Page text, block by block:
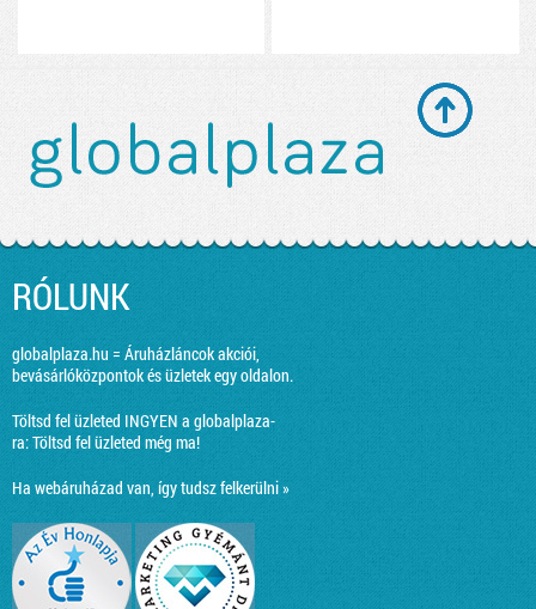
RÓLUNK
globalplaza.hu = Áruházláncok akciói,
bevásárlóközpontok és üzletek egy oldalon.
Töltsd fel üzleted INGYEN a globalplaza-
ra:Töltsd fel üzleted még ma!
Ha webáruházad van, így tudsz felkerülni »